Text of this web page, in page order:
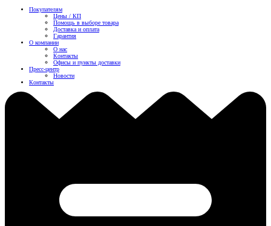
Покупателям
Цены / КП
Помощь в выборе товара
Доставка и оплата
Гарантия
О компании
О нас
Контакты
Офисы и пункты доставки
Пресс-центр
Новости
Контакты